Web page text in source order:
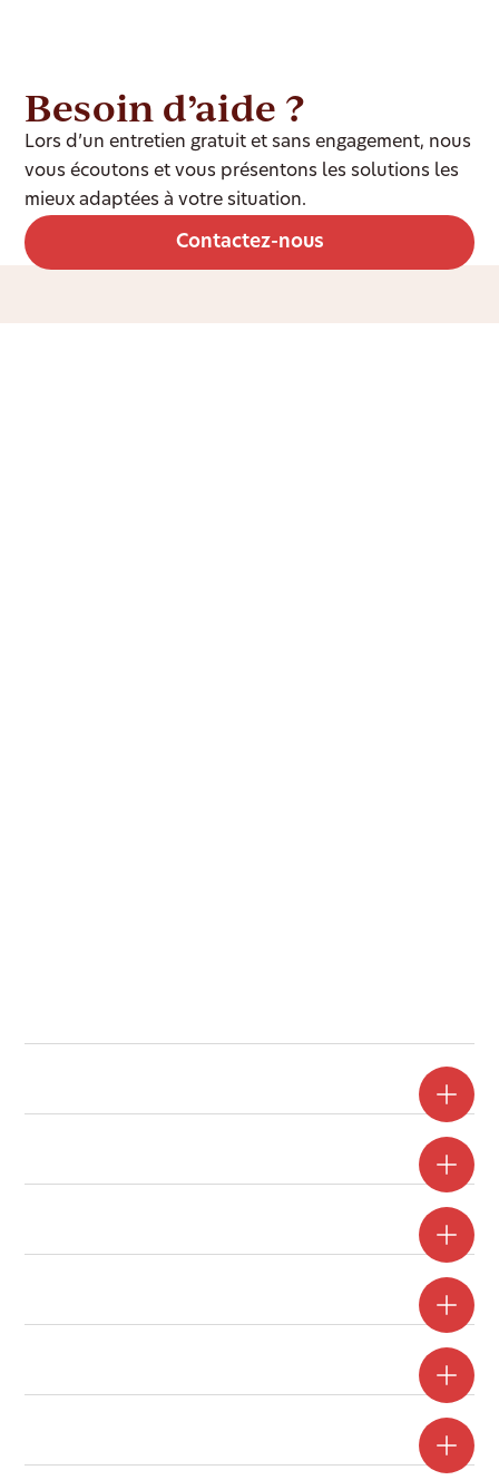
Besoin d’aide ?
Lors d’un entretien gratuit et sans engagement, nous
vous écoutons et vous présentons les solutions les
mieux adaptées à votre situation.
Contactez-nous